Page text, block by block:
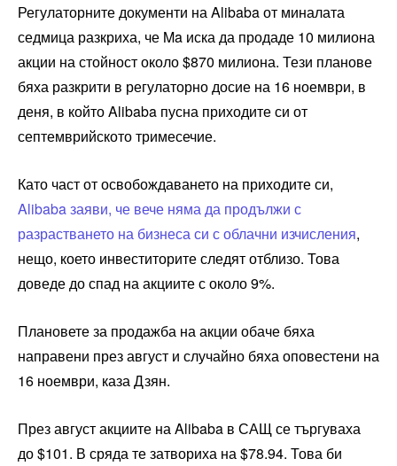
Регулаторните документи на Alibaba от миналата
седмица разкриха, че Ma иска да продаде 10 милиона
акции на стойност около $870 милиона. Тези планове
бяха разкрити в регулаторно досие на 16 ноември, в
деня, в който Alibaba пусна приходите си от
септемврийското тримесечие.
Като част от освобождаването на приходите си,
Alibaba заяви, че вече няма да продължи с
разрастването на бизнеса си с облачни изчисления,
нещо, което инвеститорите следят отблизо. Това
доведе до спад на акциите с около 9%.
Плановете за продажба на акции обаче бяха
направени през август и случайно бяха оповестени на
16 ноември, каза Дзян.
През август акциите на Alibaba в САЩ се търгуваха
до $101. В сряда те затвориха на $78.94. Това би